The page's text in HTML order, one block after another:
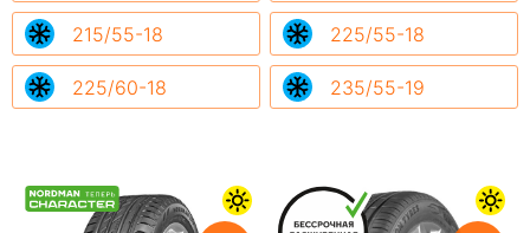
215/55-18 225/55-18
225/60-18 235/55-19